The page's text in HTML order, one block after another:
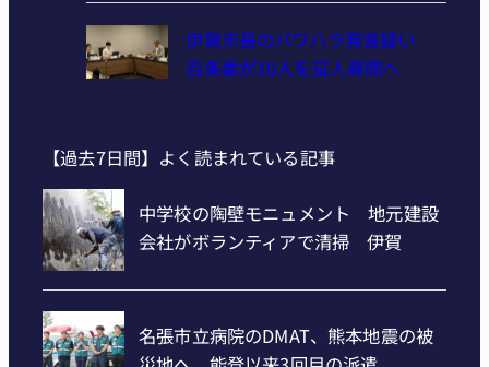
伊賀市長のパワハラ発言疑い
百条委が10人を証人尋問へ
【過去7日間】よく読まれている記事